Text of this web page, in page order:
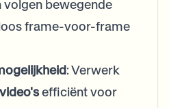
bewegende
frame-voor-frame
: Verwerk
efficiënt voor